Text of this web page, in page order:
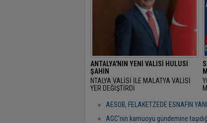
ANTALYA'NIN YENİ VALİSİ HULUSİ
ŞAHİN
NTALYA VALİSİ İLE MALATYA VALİSİ
YER DEĞİŞTİRDİ
AESOB, FELAKETZEDE ESNAFIN
AGC’nin kamuoyu gündemine